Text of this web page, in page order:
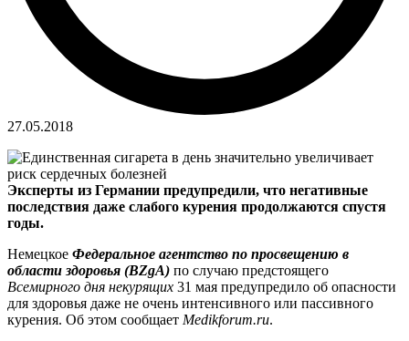
27.05.2018
Эксперты из Германии предупредили, что негативные
последствия даже слабого курения продолжаются спустя
годы.
Немецкое Федеральное агентство по просвещению в
области здоровья (BZgA) по случаю предстоящего
Всемирного дня некурящих 31 мая предупредило об опасности
для здоровья даже не очень интенсивного или пассивного
курения. Об этом сообщает Medikforum.ru.